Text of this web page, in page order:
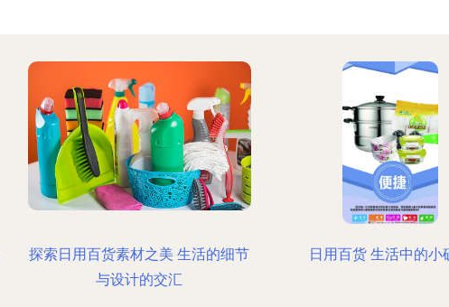
探索日用百货素材之美 生活的细节
与设计的交汇
日用百货 生活中的小